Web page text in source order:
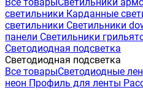
светильники Карданные
светильники Светильники
панели Светильники
Светодиодная подсветка
Светодиодная подсветка
Все товарыСветодиодные
неон Профиль для ленты